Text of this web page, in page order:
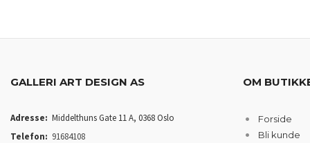
GALLERI ART DESIGN AS
Adresse: Middelthuns Gate 11 A, 0368 Oslo
Telefon: 91684108
OM
Forside
Bli kunde